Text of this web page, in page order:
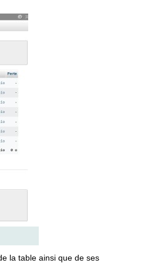
la table ainsi que de ses